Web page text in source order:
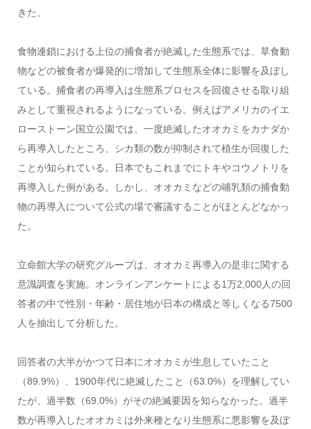
きた。
食物連鎖における上位の捕食者が絶滅した生態系では、草食動
物などの被食者が爆発的に増加して生態系全体に影響を及ぼし
ている。捕食者の再導入は生態系プロセスを回復させる取り組
みとして重視されるようになっている。例えばアメリカのイエ
ローストーン国立公園では、一度絶滅したオオカミをカナダか
ら再導入したところ、シカ類の数が抑制されて植生が回復した
ことが知られている。日本でもこれまでにトキやコウノトリを
再導入した例がある。しかし、オオカミなどの哺乳類の捕食動
物の再導入について公式の場で審議することがほとんどなかっ
た。
立命館大学の研究グループは、オオカミ再導入の是非に関する
意識調査を実施。オンラインアンケートによる1万2,000人の回
答者の中で性別・年齢・居住地が日本の構成と等しくなる7500
人を抽出して分析した。
回答者の大半がかつて日本にオオカミが生息していたこと
（89.9%）、1900年代に絶滅したこと（63.0%）を理解してい
たが、過半数（69.0%）がその絶滅要因を知らなかった。過半
数が再導入したオオカミは外来種となり生態系に悪影響を及ぼ